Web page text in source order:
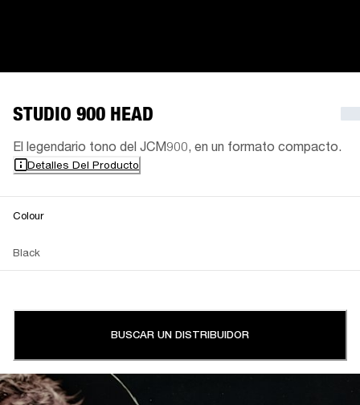
STUDIO 900 HEAD
El legendario tono del JCM900, en un formato compacto.
Detalles Del Producto
Colour
Black
BUSCAR UN DISTRIBUIDOR